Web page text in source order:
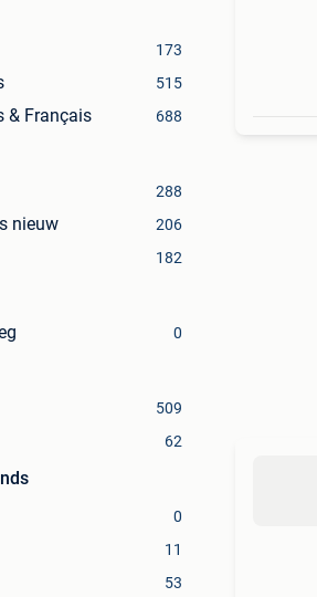
173
515
& Français 688
288
nieuw 206
182
0
509
62
0
11
53